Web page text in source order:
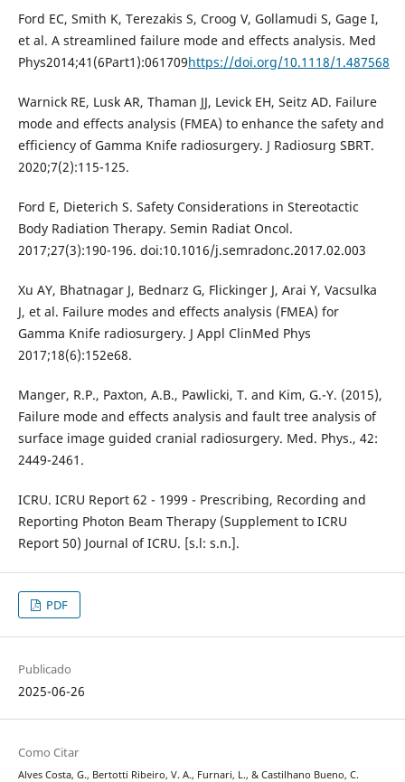
Ford EC, Smith K, Terezakis S, Croog V, Gollamudi S, Gage I,
et al. A streamlined failure mode and effects analysis. Med
Phys2014;41(6Part1):061709https://doi.org/10.1118/1.487568
Warnick RE, Lusk AR, Thaman JJ, Levick EH, Seitz AD. Failure
mode and effects analysis (FMEA) to enhance the safety and
efficiency of Gamma Knife radiosurgery. J Radiosurg SBRT.
2020;7(2):115-125.
Ford E, Dieterich S. Safety Considerations in Stereotactic
Body Radiation Therapy. Semin Radiat Oncol.
2017;27(3):190-196. doi:10.1016/j.semradonc.2017.02.003
Xu AY, Bhatnagar J, Bednarz G, Flickinger J, Arai Y, Vacsulka
J, et al. Failure modes and effects analysis (FMEA) for
Gamma Knife radiosurgery. J Appl ClinMed Phys
2017;18(6):152e68.
Manger, R.P., Paxton, A.B., Pawlicki, T. and Kim, G.-Y. (2015),
Failure mode and effects analysis and fault tree analysis of
surface image guided cranial radiosurgery. Med. Phys., 42:
2449-2461.
ICRU. ICRU Report 62 - 1999 - Prescribing, Recording and
Reporting Photon Beam Therapy (Supplement to ICRU
Report 50) Journal of ICRU. [s.l: s.n.].
PDF
Publicado
2025-06-26
Como Citar
Alves Costa, G., Bertotti Ribeiro, V. A., Furnari, L., & Castilhano Bueno, C.